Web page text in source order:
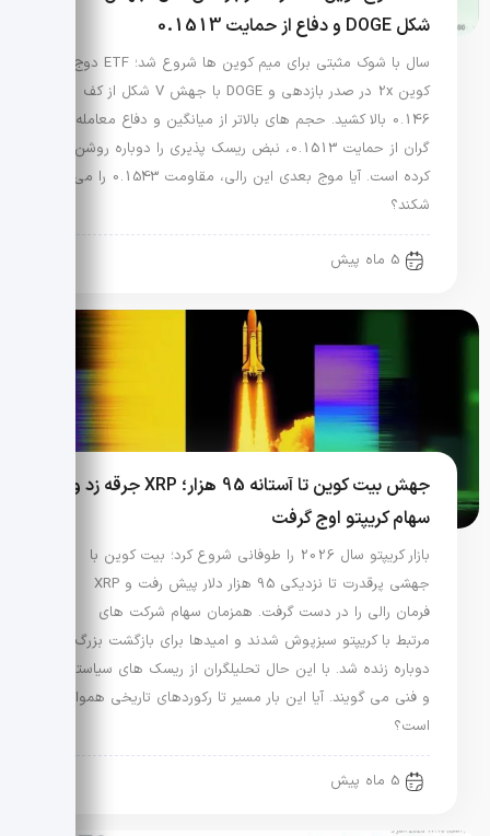
شکل DOGE و دفاع از حمایت 0.1513
سال با شوک مثبتی برای میم کوین ها شروع شد؛ ETF دوج
کوین 2x در صدر بازدهی و DOGE با جهش V شکل از کف
0.146 بالا کشید. حجم های بالاتر از میانگین و دفاع معامله
گران از حمایت 0.1513، نبض ریسک پذیری را دوباره روشن
کرده است. آیا موج بعدی این رالی، مقاومت 0.1543 را می
شکند؟
5 ماه پیش
جهش بیت کوین تا آستانه 95 هزار؛ XRP جرقه زد و
سهام کریپتو اوج گرفت
بازار کریپتو سال 2026 را طوفانی شروع کرد؛ بیت کوین با
جهشی پرقدرت تا نزدیکی 95 هزار دلار پیش رفت و XRP
فرمان رالی را در دست گرفت. همزمان سهام شرکت های
مرتبط با کریپتو سبزپوش شدند و امیدها برای بازگشت بزرگ
دوباره زنده شد. با این حال تحلیلگران از ریسک های سیاستی
و فنی می گویند. آیا این بار مسیر تا رکوردهای تاریخی هموار
است؟
5 ماه پیش